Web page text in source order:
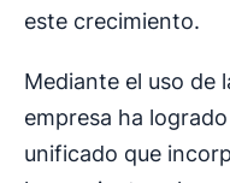
este crecimiento.
Mediante el uso de
empresa ha
unificado que